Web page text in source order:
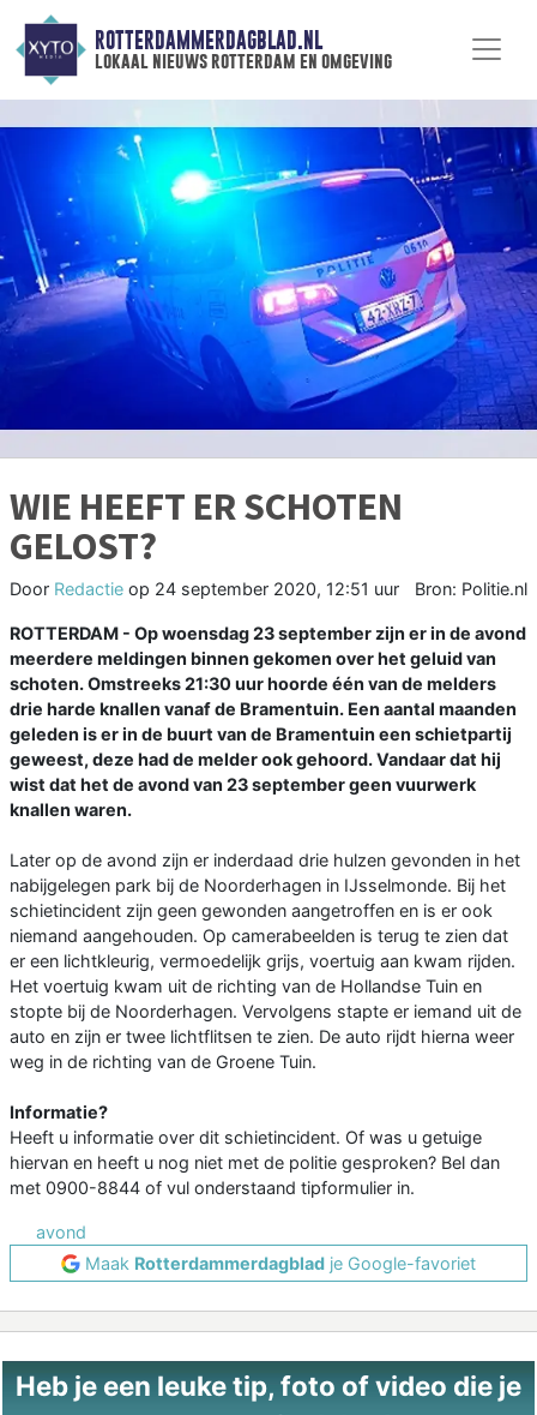
ROTTERDAMMERDAGBLAD.NL
lokaal nieuws rotterdam en omgeving
WIE HEEFT ER SCHOTEN
GELOST?
Door Redactie op 24 september 2020, 12:51 uur Bron: Politie.nl
ROTTERDAM - Op woensdag 23 september zijn er in de avond
meerdere meldingen binnen gekomen over het geluid van
schoten. Omstreeks 21:30 uur hoorde één van de melders
drie harde knallen vanaf de Bramentuin. Een aantal maanden
geleden is er in de buurt van de Bramentuin een schietpartij
geweest, deze had de melder ook gehoord. Vandaar dat hij
wist dat het de avond van 23 september geen vuurwerk
knallen waren.
Later op de avond zijn er inderdaad drie hulzen gevonden in het
nabijgelegen park bij de Noorderhagen in IJsselmonde. Bij het
schietincident zijn geen gewonden aangetroffen en is er ook
niemand aangehouden. Op camerabeelden is terug te zien dat
er een lichtkleurig, vermoedelijk grijs, voertuig aan kwam rijden.
Het voertuig kwam uit de richting van de Hollandse Tuin en
stopte bij de Noorderhagen. Vervolgens stapte er iemand uit de
auto en zijn er twee lichtflitsen te zien. De auto rijdt hierna weer
weg in de richting van de Groene Tuin.
Informatie?
Heeft u informatie over dit schietincident. Of was u getuige
hiervan en heeft u nog niet met de politie gesproken? Bel dan
met 0900-8844 of vul onderstaand tipformulier in.
avond
Maak Rotterdammerdagblad je Google-favoriet
Heb je een leuke tip, foto of video die je